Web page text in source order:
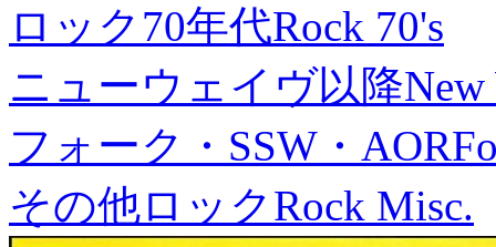
ロック70年代Rock 70's
ニューウェイヴ以降New
フォーク・SSW・AOR
その他ロックRock Misc.